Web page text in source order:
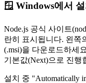
🪟 Windows에서 설
Node.js 공식 사이트
란히 표시됩니다. 왼쪽
(.msi)을 다운로드하세
기본값(Next)으로 진행
설치 중 "Automatically